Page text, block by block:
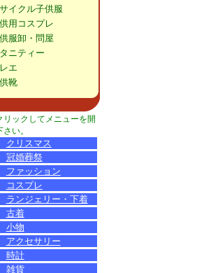
イクル子供服
用コスプレ
服卸・問屋
ニティー
エ
靴
ックしてメニューを開
い。
クリスマス
冠婚葬祭
ファッション
コスプレ
ランジェリー・下着
古着
小物
アクセサリー
時計
雑貨